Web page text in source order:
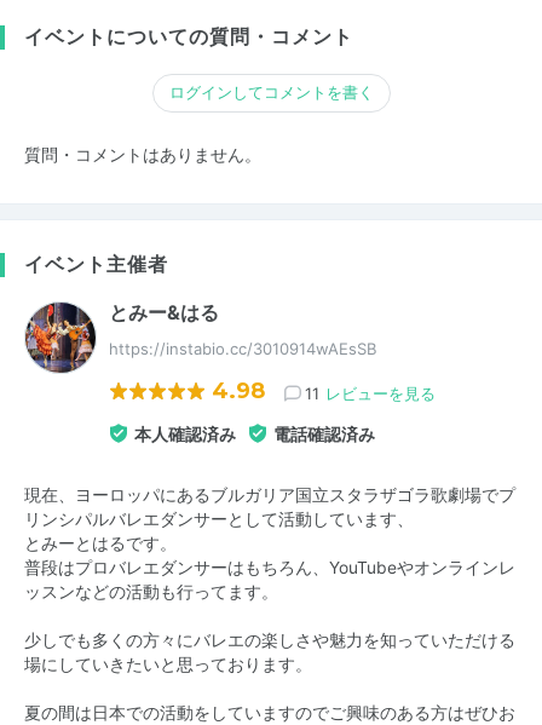
イベントについての質問・コメント
ログインしてコメントを書く
質問・コメントはありません。
イベント主催者
とみー&はる
https://instabio.cc/3010914wAEsSB
4.98 11 レビューを見る
本人確認済み 電話確認済み
現在、ヨーロッパにあるブルガリア国立スタラザゴラ歌劇場でプ
リンシパルバレエダンサーとして活動しています、
とみーとはるです。
普段はプロバレエダンサーはもちろん、YouTubeやオンラインレ
ッスンなどの活動も行ってます。
少しでも多くの方々にバレエの楽しさや魅力を知っていただける
場にしていきたいと思っております。
夏の間は日本での活動をしていますのでご興味のある方はぜひお